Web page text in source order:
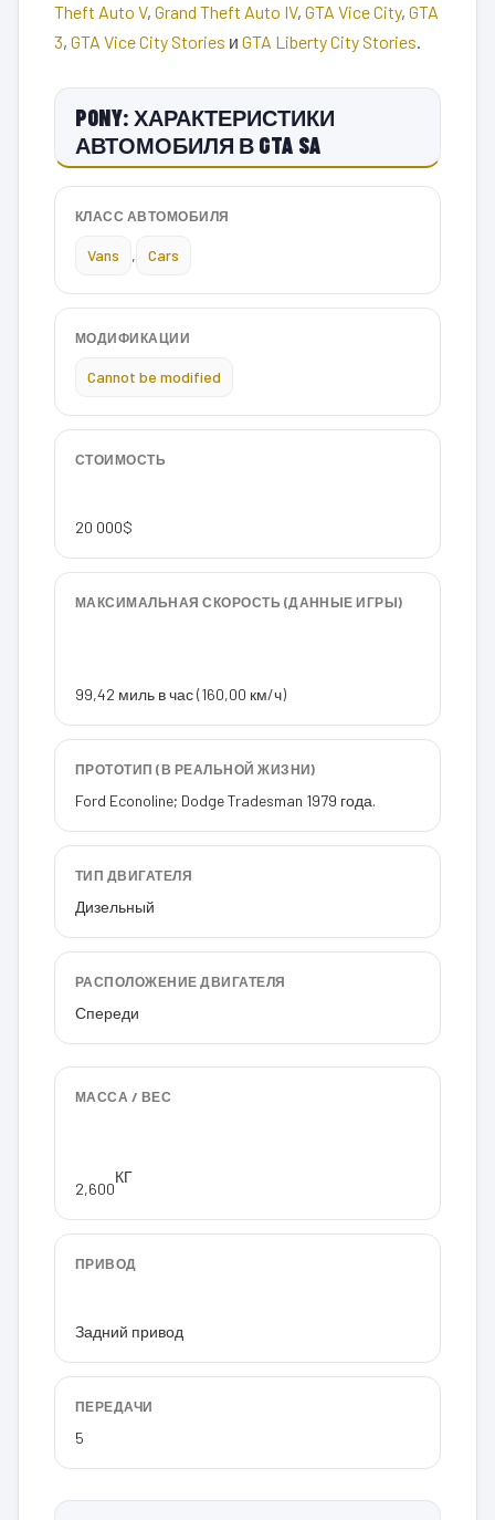
Theft Auto V, Grand Theft Auto IV, GTA Vice City, GTA
3, GTA Vice City Stories и GTA Liberty City Stories.
PONY: ХАРАКТЕРИСТИКИ
АВТОМОБИЛЯ В GTA SA
КЛАСС АВТОМОБИЛЯ
Vans , Cars
МОДИФИКАЦИИ
Cannot be modified
СТОИМОСТЬ
20 000$
МАКСИМАЛЬНАЯ СКОРОСТЬ (ДАННЫЕ ИГРЫ)
99,42 миль в час (160,00 км/ч)
ПРОТОТИП (В РЕАЛЬНОЙ ЖИЗНИ)
Ford Econoline; Dodge Tradesman 1979 года.
ТИП ДВИГАТЕЛЯ
Дизельный
РАСПОЛОЖЕНИЕ ДВИГАТЕЛЯ
Спереди
МАССА / ВЕС
2,600
КГ
ПРИВОД
Задний привод
ПЕРЕДАЧИ
5